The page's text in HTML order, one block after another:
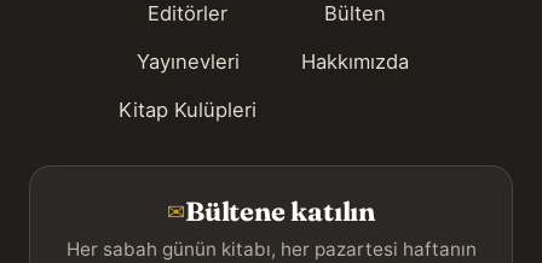
Editörler
Yayınevleri
Kitap Kulüpleri
Bülten
Hakkımızda
✉Bültene katılın
Her sabah günün kitabı, her pazartesi haftanın